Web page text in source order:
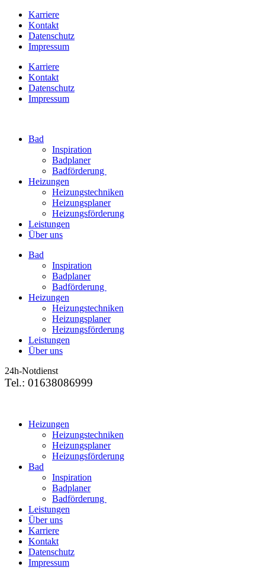
Karriere
Kontakt
Datenschutz
Impressum
Karriere
Kontakt
Datenschutz
Impressum
Bad
Inspiration
Badplaner
Badförderung
Heizungen
Heizungstechniken
Heizungsplaner
Heizungsförderung
Leistungen
Über uns
Bad
Inspiration
Badplaner
Badförderung
Heizungen
Heizungstechniken
Heizungsplaner
Heizungsförderung
Leistungen
Über uns
24h-Notdienst
Tel.: 01638086999
Heizungen
Heizungstechniken
Heizungsplaner
Heizungsförderung
Bad
Inspiration
Badplaner
Badförderung
Leistungen
Über uns
Karriere
Kontakt
Datenschutz
Impressum